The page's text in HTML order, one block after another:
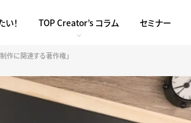
！ TOP Creator’s コラム セミナー
作に関連する著作権」